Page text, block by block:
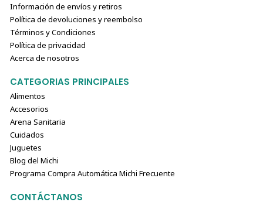
Información de envíos y retiros
Política de devoluciones y reembolso
Términos y Condiciones
Política de privacidad
Acerca de nosotros
CATEGORIAS PRINCIPALES
Alimentos
Accesorios
Arena Sanitaria
Cuidados
Juguetes
Blog del Michi
Programa Compra Automática Michi Frecuente
CONTÁCTANOS